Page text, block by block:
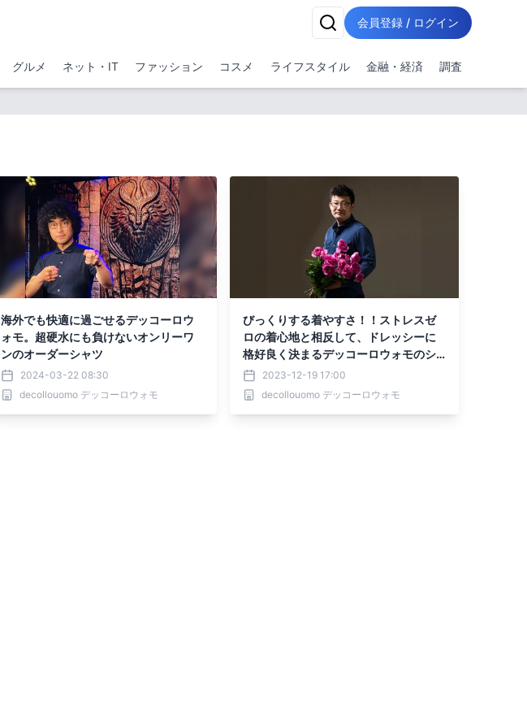
会員登録 / ログイン
グルメ ネット・IT ファッション コスメ ライフスタイル 金融・経済 調査
海外でも快適に過ごせるデッコーロウ
ォモ。超硬水にも負けないオンリーワ
ンのオーダーシャツ
2024-03-22 08:30
decollouomo デッコーロウォモ
びっくりする着やすさ！！ストレスゼ
ロの着心地と相反して、ドレッシーに
格好良く決まるデッコーロウォモのシ
ャツ。2023-12-19 17:00
decollouomo デッコーロウォモ